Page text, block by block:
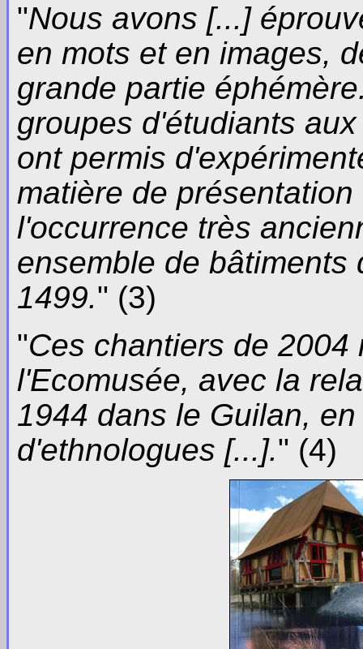
"Nous avons [...]
en mots et en images,
grande partie
groupes d'étudiants
ont permis
matière de
l'occurrence très
ensemble de
1499." (3)
"Ces chantiers de
l'Ecomusée, avec la
1944 dans le Guilan,
d'ethnologues [...]." (4)